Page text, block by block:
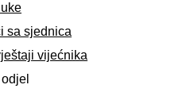
sa sjednica
vijećnika